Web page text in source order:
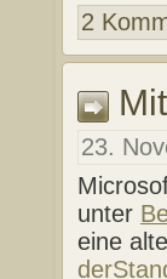
2
23.
unter
eine